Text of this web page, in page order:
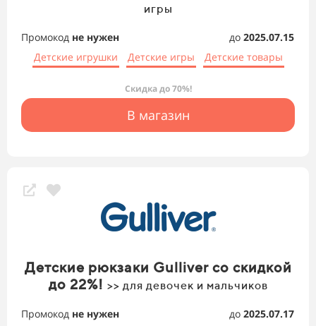
игры
Промокод не нужен до 2025.07.15
Детские игрушки
Детские игры Детские товары
Скидка до 70%!
В магазин
Детские рюкзаки Gulliver со скидкой
до 22%! >> для девочек и мальчиков
Промокод не нужен до 2025.07.17